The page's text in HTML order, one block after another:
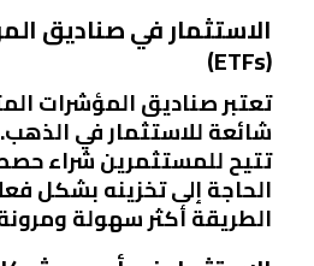
الاستثمار في صناديق
(ETFs)
تعتبر صناديق المؤشرات
شائعة للاستثمار في
تتيح للمستثمرين شراء
الحاجة إلى تخزينه بشكل
الطريقة أكثر سهولة